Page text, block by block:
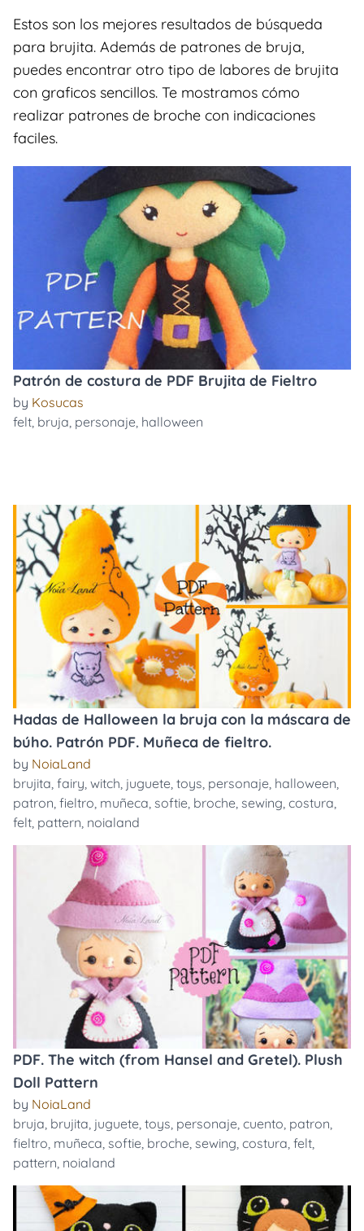
Estos son los mejores resultados de búsqueda
para brujita. Además de patrones de bruja,
puedes encontrar otro tipo de labores de brujita
con graficos sencillos. Te mostramos cómo
realizar patrones de broche con indicaciones
faciles.
Patrón de costura de PDF Brujita de Fieltro
by Kosucas
felt, bruja, personaje, halloween
Hadas de Halloween la bruja con la máscara de
búho. Patrón PDF. Muñeca de fieltro.
by NoiaLand
brujita, fairy, witch, juguete, toys, personaje, halloween,
patron, fieltro, muñeca, softie, broche, sewing, costura,
felt, pattern, noialand
PDF. The witch (from Hansel and Gretel). Plush
Doll Pattern
by NoiaLand
bruja, brujita, juguete, toys, personaje, cuento, patron,
fieltro, muñeca, softie, broche, sewing, costura, felt,
pattern, noialand